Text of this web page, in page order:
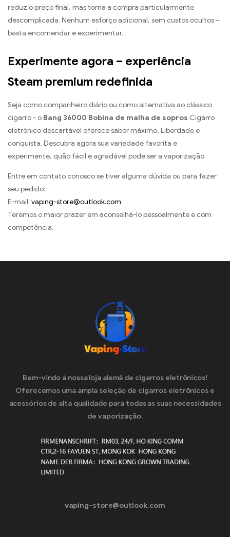
reduz o preço final, mas torna a compra particularmente
descomplicada. Nenhum esforço adicional, sem custos ocultos –
basta encomendar e experimentar.
Experimente agora – experiência
Steam premium redefinida
Seja como companheiro diário ou como alternativa ao clássico
cigarro - o Bang 36000 Bobina de malha de sopros Cigarro
eletrônico descartável oferece sabor máximo, Liberdade e
conquista. Descubra agora sua variedade favorita e
experimente, quão fácil e agradável pode ser a vaporização.
Entre em contato conosco se tiver alguma dúvida ou para fazer
seu pedido:
E-mail: vaping-store@outlook.com
Teremos o maior prazer em aconselhá-lo pessoalmente e com
competência.
Bem-vindo à nossa loja alemã de cigarros eletrônicos!
Oferecemos uma ampla seleção de cigarros eletrônicos e
acessórios de alta qualidade para todas as suas necessidades
de vaporização.
vaping-store@outlook.com